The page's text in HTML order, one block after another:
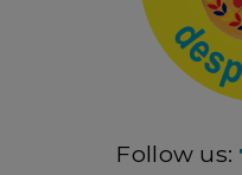
Follow us: